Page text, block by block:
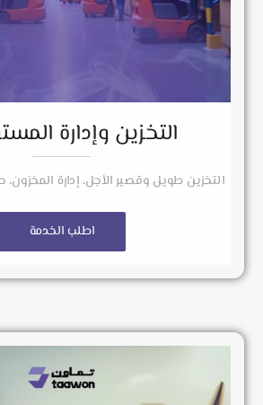
التخزين وإدارة
التخزين طويل وقصير الأجل، إدارة المخزون،
اطلب الخدمة